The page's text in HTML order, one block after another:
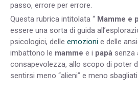
passo, errore per errore.
Questa rubrica intitolata “ Mamme e
essere una sorta di guida
psicologici, delle emozioni e delle
imbattono le mamme e i papà senza
consapevolezza, allo scopo di poter
sentirsi meno “alieni” e meno sbagliati.